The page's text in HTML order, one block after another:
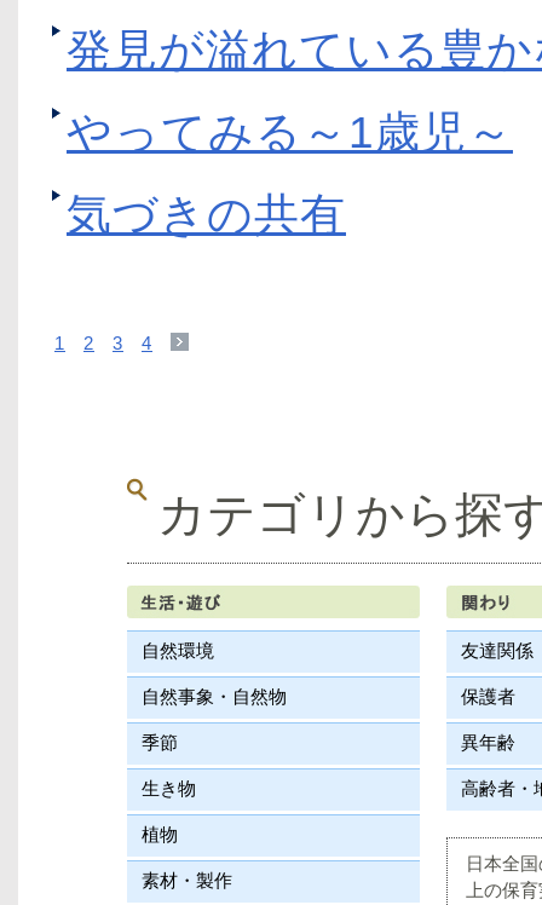
発見が溢れている豊
やってみる～1歳児～
気づきの共有
1 2 3 4
日本全
上の保
カテゴリから探
自然環境
自然事象・自然物
季節
生き物
植物
素材・製作
友達関係
保護者
異年齢
高齢者・